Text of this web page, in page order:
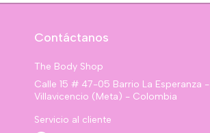
Contáctanos
The Body Shop
Calle 15 # 47-05 Barrio La Esperanza -
Villavicencio (Meta) - Colombia
Servicio al cliente